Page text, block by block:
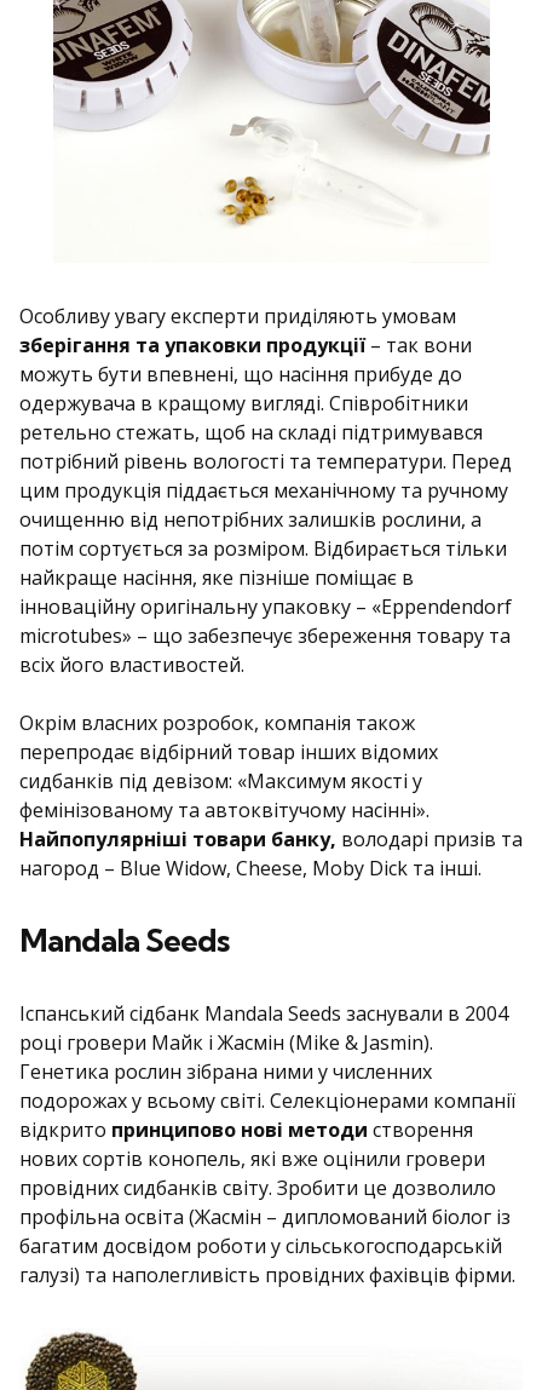
Особливу увагу експерти приділяють умовам
зберігання та упаковки продукції– так вони
можуть бути впевнені, що насіння прибуде до
одержувача в кращому вигляді. Співробітники
ретельно стежать, щоб на складі підтримувався
потрібний рівень вологості та температури. Перед
цим продукція піддається механічному та ручному
очищенню від непотрібних залишків рослини, а
потім сортується за розміром. Відбирається тільки
найкраще насіння, яке пізніше поміщає в
інноваційну оригінальну упаковку – «Eppendendorf
microtubes» – що забезпечує збереження товару та
всіх його властивостей.
Окрім власних розробок, компанія також
перепродає відбірний товар інших відомих
сидбанків під девізом: «Максимум якості у
фемінізованому та автоквітучому насінні».
Найпопулярніші товари банку, володарі призів та
нагород – Blue Widow, Cheese, Moby Dick та інші.
Mandala Seeds
Іспанський сідбанк Mandala Seeds заснували в 2004
році гровери Майк і Жасмін (Mike & Jasmin).
Генетика рослин зібрана ними у численних
подорожах у всьому світі. Селекціонерами компанії
відкрито принципово нові методи створення
нових сортів конопель, які вже оцінили гровери
провідних сидбанків світу. Зробити це дозволило
профільна освіта (Жасмін – дипломований біолог із
багатим досвідом роботи у сільськогосподарській
галузі) та наполегливість провідних фахівців фірми.